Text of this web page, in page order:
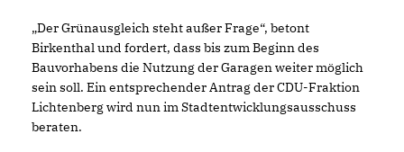
Der Grünausgleich steht außer Frage“, betont
Birkenthal und fordert, dass bis zum Beginn des
Bauvorhabens die Nutzung der Garagen weiter möglich
sein soll. Ein entsprechender Antrag der CDU-Fraktion
Lichtenberg wird nun im Stadtentwicklungsausschuss
beraten.